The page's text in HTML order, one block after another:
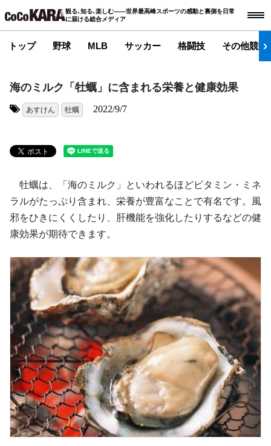
観る､知る､楽しむ――世界最高峰スポーツの感動と裏側を日常
に届ける総合メディア
トップ 野球 MLB サッカー 格闘技 その他競技
海のミルク「牡蠣」に含まれる栄養と健康効果
あすけん 牡蠣 2022/9/7
牡蠣は、「海のミルク」といわれるほどビタミン・ミネ
ラルがたっぷり含まれ、栄養が豊富なことで有名です。風
邪をひきにくくしたり、肝機能を強化したりするなどの健
康効果が期待できます。